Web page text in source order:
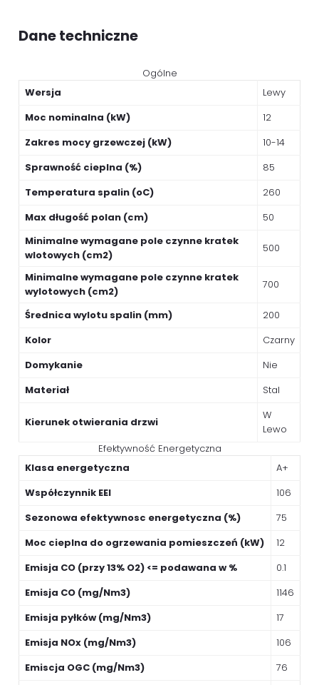
Dane techniczne
Ogólne
Wersja
Lewy
Moc nominalna (kW)
12
Zakres mocy grzewczej (kW)
10-14
Sprawność cieplna (%)
85
Temperatura spalin (oC)
260
Max długość polan (cm)
50
Minimalne wymagane pole czynne kratek
wlotowych (cm2)
500
Minimalne wymagane pole czynne kratek
wylotowych (cm2)
700
Średnica wylotu spalin (mm)
200
Kolor
Czarny
Domykanie
Nie
Materiał
Stal
Kierunek otwierania drzwi
W
Lewo
Efektywność Energetyczna
Klasa energetyczna
A+
Współczynnik EEI
106
Sezonowa efektywnosc energetyczna (%)
75
Moc cieplna do ogrzewania pomieszczeń (kW)
12
Emisja CO (przy 13% O2) <= podawana w %
0.1
Emisja CO (mg/Nm3)
1146
Emisja pyłków (mg/Nm3)
17
Emisja NOx (mg/Nm3)
106
Emiscja OGC (mg/Nm3)
76